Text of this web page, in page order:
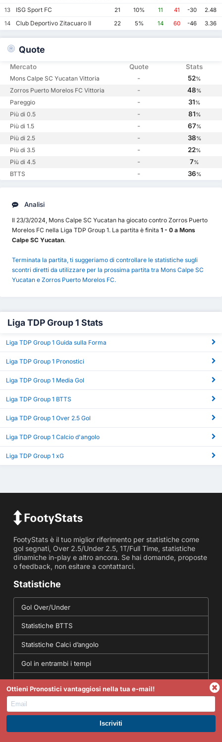
13
ISG Sport FC 21 10% 11 41 -30
2.48
14
Club Deportivo Zitacuaro II 22 5% 14 60 -46 3.36
Quote
Mercato Quote Stats
Mons Calpe SC Yucatan Vittoria - 52%
Zorros Puerto Morelos FC Vittoria - 48%
Pareggio - 31%
Più di 0.5 - 81%
Più di 1.5 - 67%
Più di 2.5 - 38%
Più di 3.5 - 22%
Più di 4.5 - 7%
BTTS - 36%
Analisi
Il 23/3/2024, Mons Calpe SC Yucatan ha giocato contro Zorros Puerto
Morelos FC nella Liga TDP Group 1. La partita è finita 1 - 0 a Mons
Calpe SC Yucatan.
Terminata la partita, ti suggeriamo di controllare le statistiche sugli
scontri diretti da utilizzare per la prossima partita tra Mons Calpe SC
Yucatan e Zorros Puerto Morelos FC.
Liga TDP Group 1 Stats
Liga TDP Group 1 Guida sulla Forma
Liga TDP Group 1 Pronostici
Liga TDP Group 1 Media Gol
Liga TDP Group 1 BTTS
Liga TDP Group 1 Over 2.5 Gol
Liga TDP Group 1 Calcio d'angolo
Liga TDP Group 1 xG
FootyStats è il tuo miglior riferimento per statistiche come
gol segnati, Over 2.5/Under 2.5, 1T/Full Time, statistiche
dinamiche in-play e altro ancora. Se hai domande, proposte
o feedback, non esitare a contattarci.
Statistiche
Gol Over/Under
Statistiche BTTS
Statistiche Calci d’angolo
Gol in entrambi i tempi
Strumenti
Convertitore di quote - Conversioni di quote americane
ISCRIVITI A PREMIUM. GUADAGNA SUBITO.
Ottieni Pronostici vantaggiosi nella tua e-mail!